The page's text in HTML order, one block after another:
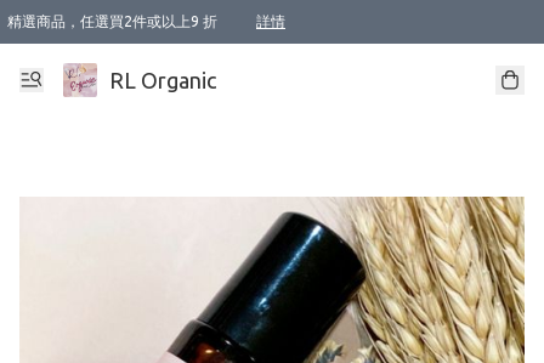
精選商品，任選買2件或以上9 折 詳情
XI周年優惠【新品自由選2件88折/3件85折】
XI周年優惠【Chakra 脈輪平衡自由選2件9折/3件85折/5件8折】
Florame 肌底自由選 2支9折 3支85折
XI周年優惠【蟲蟲退散 · 防衛結界﹞系列2件9折】
Sunki 任選2件95折
BIOFFICINA TOSCANA 任選2支9折 3支85折
Lamav 任選1件9折 2件85折
Mukti Organics 指定產品任選1件9折, 2件88折 3件85折
Intelligent Nutrients Skincare 任選2件9折
deodorant 任選2件88折
化妝品 任選2件95折
XI周年優惠【身心靈單品 任選2件9折/3件85折/5件8折】
XI周年優惠 【精油/香水 任選2件9折/3件85折/5件8折】
XI周年優惠【「關節到肌膚」全效養護 BODY OIL 組2件88折/3件85折】
XI周年優惠【夏日有機物理防曬套裝2件88折】
XI周年優惠【夏日潔面隨意選2件88折/3件85折】
XI周年優惠【逆齡奇蹟抗氧 11 自由選2件88折/3件85折/4件或以上8折】
新會員首次購物即享全單 95 折優惠！
成為VIP / VVIP 可享有生日月現金扣減獎賞優惠 !! 記得去賬户資料填上生日日期啦 !
選用順豐速運，滿$500 免運費
本地速遞 京東 送住宅/ 工商地址 $400 免運費
澳門訂單選用順豐速運，滿$800 免運費
RL Organic